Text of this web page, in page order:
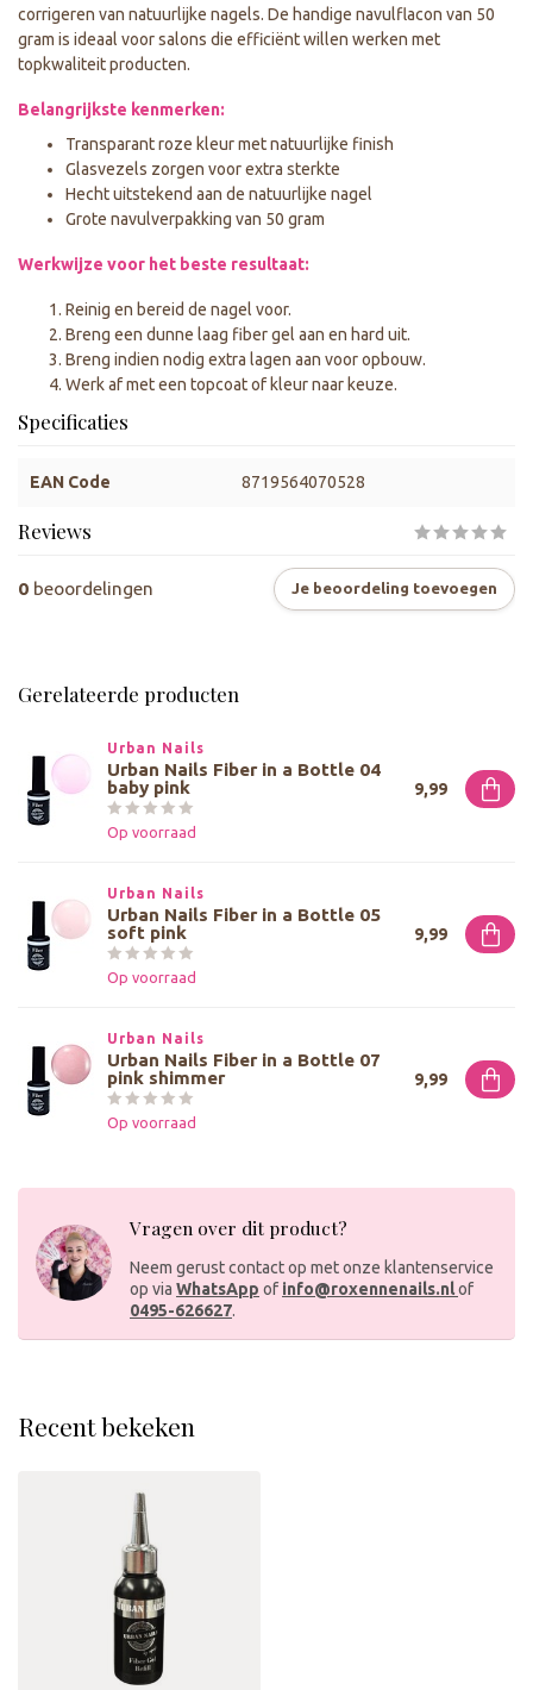
corrigeren van natuurlijke nagels. De handige navulflacon van 50
gram is ideaal voor salons die efficiënt willen werken met
topkwaliteit producten.
Belangrijkste kenmerken:
Transparant roze kleur met natuurlijke finish
Glasvezels zorgen voor extra sterkte
Hecht uitstekend aan de natuurlijke nagel
Grote navulverpakking van 50 gram
Werkwijze voor het beste resultaat:
Reinig en bereid de nagel voor.
Breng een dunne laag fiber gel aan en hard uit.
Breng indien nodig extra lagen aan voor opbouw.
Werk af met een topcoat of kleur naar keuze.
Specificaties
EAN Code 8719564070528
Reviews
0 beoordelingen Je beoordeling toevoegen
Gerelateerde producten
Urban Nails
Urban Nails Fiber in a Bottle 04
baby pink
Op voorraad
9,99
Urban Nails
Urban Nails Fiber in a Bottle 05
soft pink
Op voorraad
9,99
Urban Nails
Urban Nails Fiber in a Bottle 07
pink shimmer
Op voorraad
9,99
Vragen over dit product?
Neem gerust contact op met onze klantenservice
op via WhatsApp of info@roxennenails.nlof
0495-626627.
Recent bekeken